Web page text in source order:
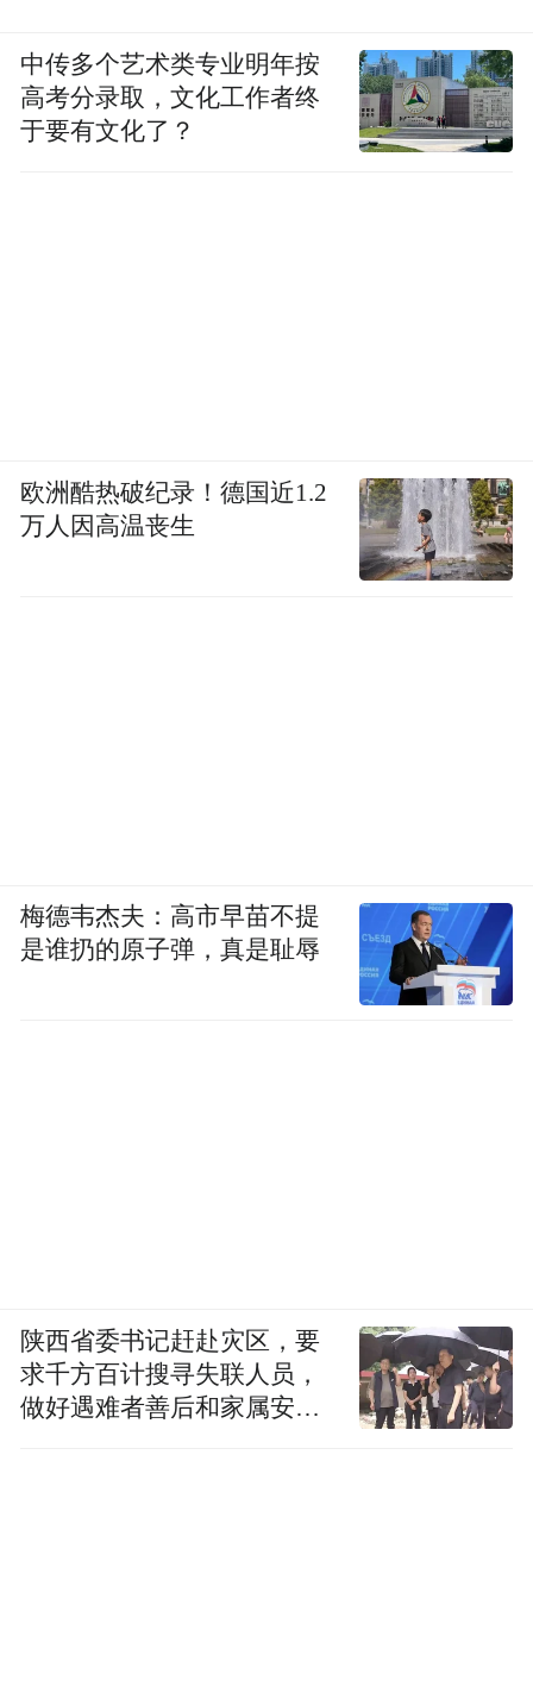
中传多个艺术类专业明年按
高考分录取，文化工作者终
于要有文化了？
欧洲酷热破纪录！德国近1.2
万人因高温丧生
梅德韦杰夫：高市早苗不提
是谁扔的原子弹，真是耻辱
陕西省委书记赶赴灾区，要
求千方百计搜寻失联人员，
做好遇难者善后和家属安抚